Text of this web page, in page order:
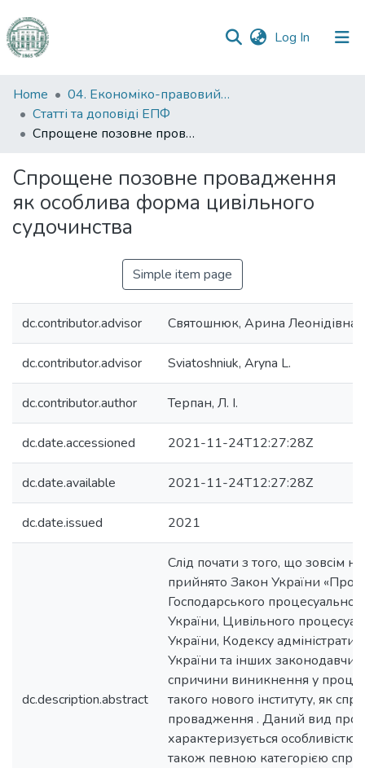
Log In (current)
Communities
&
Collections
Statistics
Home
04. Економіко-правовий факультет
Статті та доповіді ЕПФ
Спрощене позовне провадження як особлива форма цивільного судочинства
Спрощене позовне провадження
як особлива форма цивільного
судочинства
Simple item page
dc.contributor.advisor Святошнюк, Арина Леонідівна
dc.contributor.advisor Sviatoshniuk, Aryna L.
dc.contributor.author Терпан, Л. І.
dc.date.accessioned 2021-11-24T12:27:28Z
dc.date.available 2021-11-24T12:27:28Z
dc.date.issued 2021
dc.description.abstract
Слід почати з того, що зовсім
прийнято Закон України «Про
Господарського
України, Цивільного
України, Кодексу
України та інших законодавчих
спричини виникнення у
такого нового інституту, як
провадження . Даний вид
характеризується
також певною категорією